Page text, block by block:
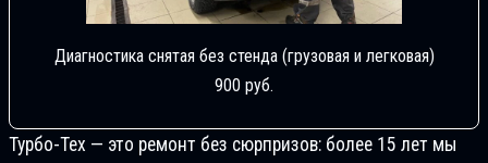
Диагностика снятая без стенда (грузовая и легковая)
900 руб.
Турбо-Тех — это ремонт без сюрпризов: более 15 лет мы